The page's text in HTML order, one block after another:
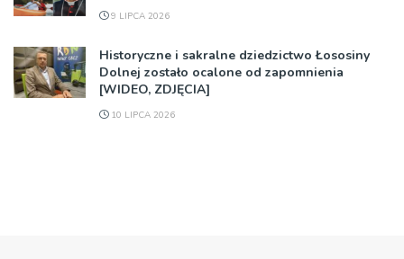
9 LIPCA 2026
Historyczne i sakralne dziedzictwo Łososiny
Dolnej zostało ocalone od zapomnienia
[WIDEO, ZDJĘCIA]
10 LIPCA 2026